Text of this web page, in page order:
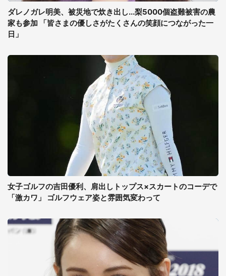
ダレノガレ明美、被災地で炊き出し...梨5000個盗難被害の農
家も参加 「皆さまの優しさがたくさんの笑顔につながった一
日」
女子ゴルフの吉田優利、肩出しトップス×スカートのコーデで
「激カワ」 ゴルフウェア姿と雰囲気変わって